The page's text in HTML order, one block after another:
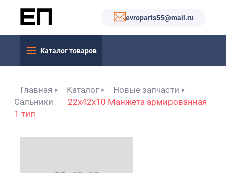
evroparts55@mail.ru
Каталог товаров
Главная Каталог
Новые запчасти
Сальники
22x42x10 Манжета армированная
1 тип